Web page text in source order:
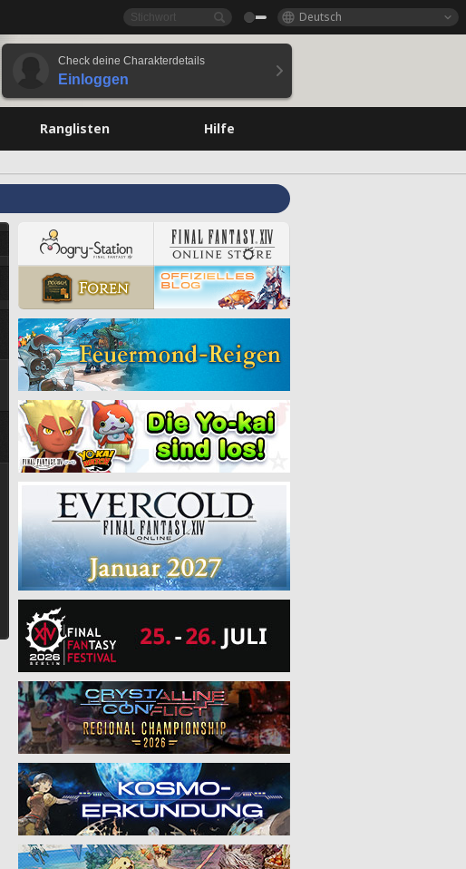
Deutsch
Check deine Charakterdetails
Einloggen
Ranglisten Hilfe